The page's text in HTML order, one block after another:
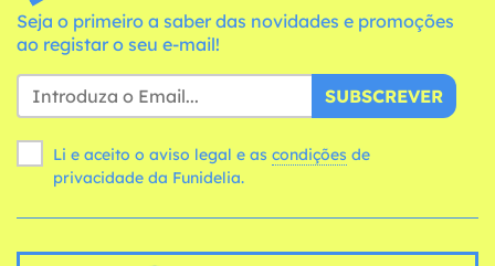
Seja o primeiro a saber das novidades e promoções
ao registar o seu e-mail!
SUBSCREVER
Li e aceito o aviso legal e as condições
privacidade da Funidelia.